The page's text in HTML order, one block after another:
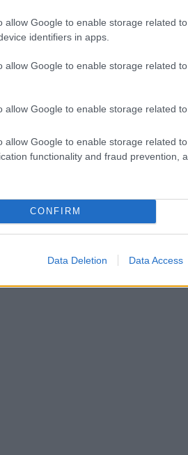
allow Google to enable storage related
identifiers in apps.
allow Google to enable storage related
allow Google to enable storage related
allow Google to enable storage related
functionality and fraud prevention,
CONFIRM
Data Deletion Data Access